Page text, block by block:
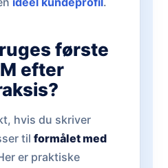
første
efter
hvis du skriver
til formålet med
er praktiske